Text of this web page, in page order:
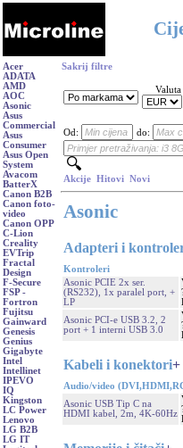
Acer
ADATA
AMD
AOC
Asonic
Asus
Commercial
Asus
Consumer
Asus Open
System
Avacom
BatterX
Canon B2B
Canon foto-
video
Canon OPP
C-Lion
Creality
EVTrip
Fractal
Design
F-Secure
FSP -
Fortron
Fujitsu
Gainward
Genesis
Genius
Gigabyte
Intel
Intellinet
IPEVO
IQ
Kingston
LC Power
Lenovo
LG B2B
LG IT
Sakrij filtre
Valuta
Od: do:
Akcije Hitovi Novi
Asonic
Adapteri i
Kontroleri
Asonic PCIE 2x ser.
(RS232), 1x paralel port, +
LP
Asonic PCI-e USB 3.2, 2
port + 1 interni USB 3.0
Kabeli i konektori+
Audio/video
Asonic USB Tip C na
HDMI kabel, 2m, 4K-60Hz